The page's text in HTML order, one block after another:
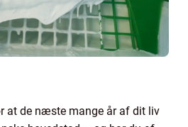
at de næste mange år af dit liv